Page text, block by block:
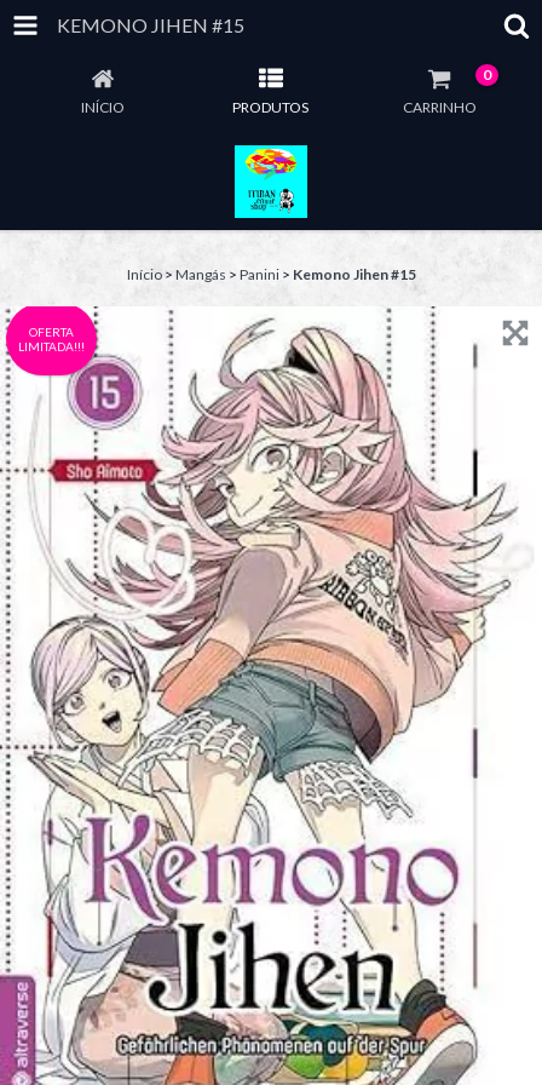
KEMONO JIHEN #15
INÍCIO PRODUTOS CARRINHO
0
Início > Mangás > Panini > Kemono Jihen #15
OFERTA
LIMITADA!!!